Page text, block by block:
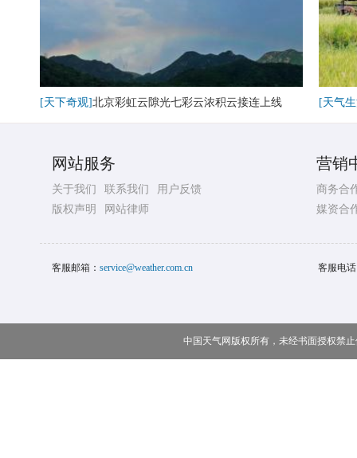
[天下奇观]北京彩虹云隙光七彩云浓积云接连上线 [天气
网站服务
关于我们 联系我们
用户反馈
版权声明
网站律师
营销
商务合
媒资合
客服邮箱： service@weather.com.cn 客服电
中国天气网版权所有，未经书面授权